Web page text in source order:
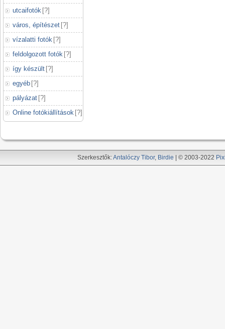
utcaifotók [?]
város, építészet [?]
vízalatti fotók [?]
feldolgozott fotók [?]
így készült [?]
egyéb [?]
pályázat [?]
Online fotókiállítások [?]
Szerkesztők:Antalóczy Tibor, Birdie | © 2003-2022